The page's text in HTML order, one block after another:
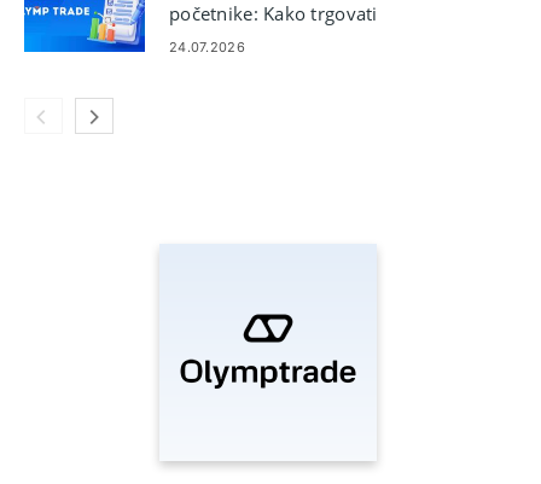
početnike: Kako trgovati
24.07.2026